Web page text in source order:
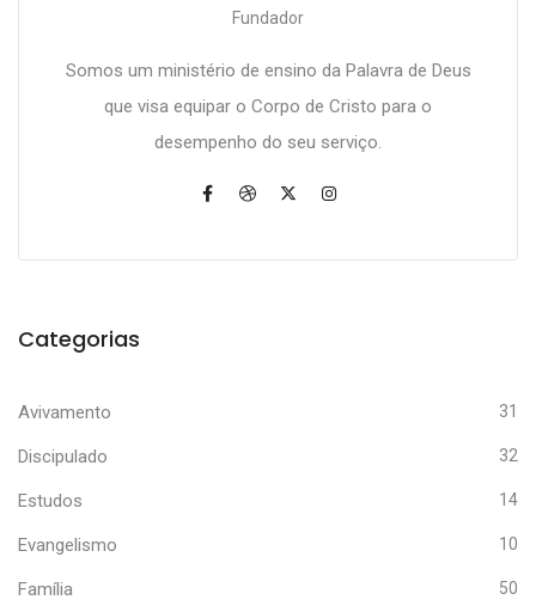
Fundador
Somos um ministério de ensino da Palavra de Deus
que visa equipar o Corpo de Cristo para o
desempenho do seu serviço.
Categorias
Avivamento 31
Discipulado 32
Estudos 14
Evangelismo 10
Família 50